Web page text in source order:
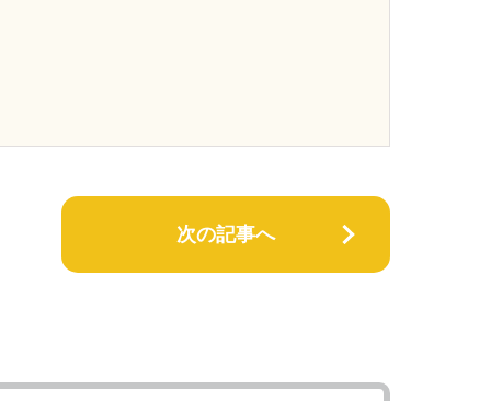
次の記事へ